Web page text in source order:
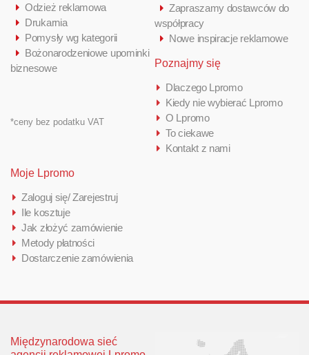
Odzież reklamowa
Drukarnia
Pomysły wg kategorii
Bożonarodzeniowe upominki
biznesowe
*ceny bez podatku VAT
Zapraszamy dostawców do
współpracy
Nowe inspiracje reklamowe
Poznajmy się
Dlaczego Lpromo
Kiedy nie wybierać Lpromo
O Lpromo
To ciekawe
Kontakt z nami
Moje Lpromo
Zaloguj się/ Zarejestruj
Ile kosztuje
Jak złożyć zamówienie
Metody płatności
Dostarczenie zamówienia
Międzynarodowa sieć